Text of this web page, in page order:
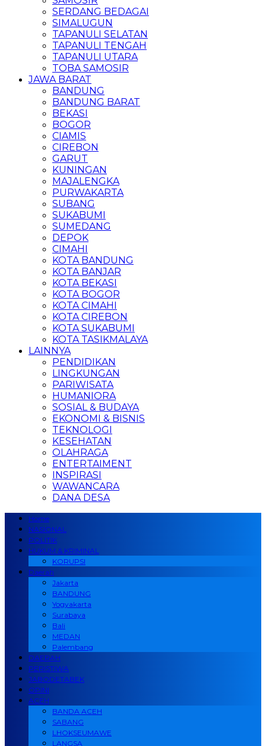
SERDANG BEDAGAI
SIMALUGUN
TAPANULI SELATAN
TAPANULI TENGAH
TAPANULI UTARA
TOBA SAMOSIR
JAWA BARAT
BANDUNG
BANDUNG BARAT
BEKASI
BOGOR
CIAMIS
CIREBON
GARUT
KUNINGAN
MAJALENGKA
PURWAKARTA
SUBANG
SUKABUMI
SUMEDANG
DEPOK
CIMAHI
KOTA BANDUNG
KOTA BANJAR
KOTA BEKASI
KOTA BOGOR
KOTA CIMAHI
KOTA CIREBON
KOTA SUKABUMI
KOTA TASIKMALAYA
LAINNYA
PENDIDIKAN
LINGKUNGAN
PARIWISATA
HUMANIORA
SOSIAL & BUDAYA
EKONOMI & BISNIS
TEKNOLOGI
KESEHATAN
OLAHRAGA
ENTERTAIMENT
INSPIRASI
WAWANCARA
DANA DESA
Home
NASIONAL
POLITIK
HUKUM & KRIMINAL
KORUPSI
Daerah
Jakarta
BANDUNG
Yogyakarta
Surabaya
Bali
MEDAN
Palembang
DAERAH
PERISTIWA
JABODETABEK
OPINI
ACEH
BANDA ACEH
SABANG
LHOKSEUMAWE
LANGSA